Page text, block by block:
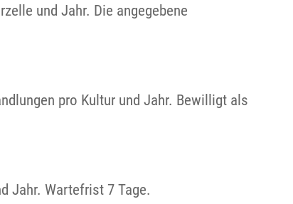
und Jahr. Die angegebene
pro Kultur und Jahr. Bewilligt als
Jahr. Wartefrist 7 Tage.